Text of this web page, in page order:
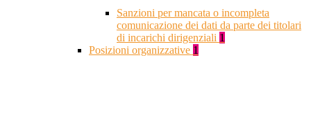
Sanzioni per mancata o incompleta
comunicazione dei dati da parte dei titolari
di incarichi dirigenziali 1
Posizioni organizzative 1